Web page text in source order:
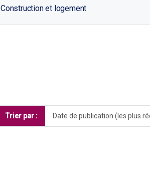
Construction et logement
Trier par :